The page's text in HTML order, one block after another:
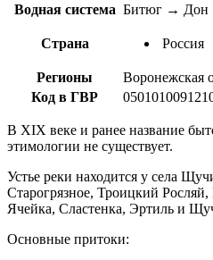
Водная система Битюг → Дон
Страна Россия
Регионы
Воронежская
Код в ГВР
В XIX веке и ранее название
этимологии не существует.
Устье реки находится у села
Старогрязное, Троицкий
Ячейка, Сластенка, Эртиль и
Основные притоки: